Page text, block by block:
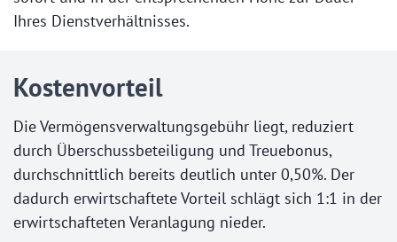
Ihres Dienstverhältnisses.
Kostenvorteil
Die Vermögensverwaltungsgebühr liegt, reduziert
durch Überschussbeteiligung und Treuebonus,
durchschnittlich bereits deutlich unter 0,50%. Der
dadurch erwirtschaftete Vorteil schlägt sich 1:1 in der
erwirtschafteten Veranlagung nieder.